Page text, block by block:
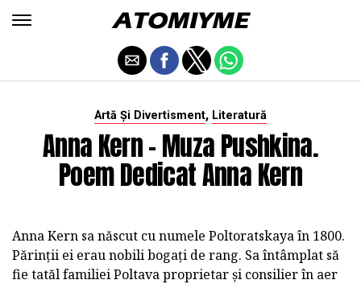
Artă Și Divertisment, Literatură
Anna Kern - Muza Pushkina.
Poem Dedicat Anna Kern
Anna Kern sa născut cu numele Poltoratskaya în 1800.
Părinții ei erau nobili bogați de rang. Sa întâmplat să
fie tatăl familiei Poltava proprietar și consilier în aer